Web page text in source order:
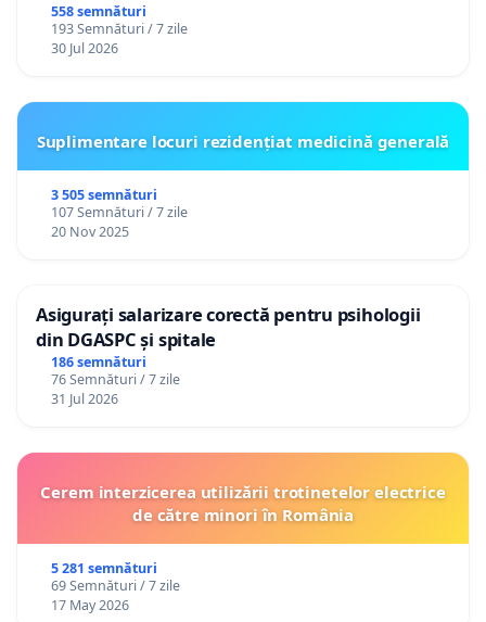
558 semnături
193 Semnături / 7 zile
30 Jul 2026
Suplimentare locuri rezidențiat medicină generală
3 505 semnături
107 Semnături / 7 zile
20 Nov 2025
Asigurați salarizare corectă pentru psihologii
din DGASPC și spitale
186 semnături
76 Semnături / 7 zile
31 Jul 2026
Cerem interzicerea utilizării trotinetelor electrice
de către minori în România
5 281 semnături
69 Semnături / 7 zile
17 May 2026